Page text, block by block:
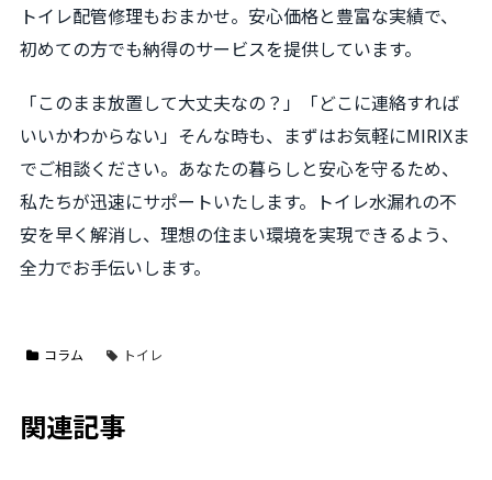
トイレ配管修理もおまかせ。安心価格と豊富な実績で、
初めての方でも納得のサービスを提供しています。
「このまま放置して大丈夫なの？」「どこに連絡すれば
いいかわからない」そんな時も、まずはお気軽にMIRIXま
でご相談ください。あなたの暮らしと安心を守るため、
私たちが迅速にサポートいたします。トイレ水漏れの不
安を早く解消し、理想の住まい環境を実現できるよう、
全力でお手伝いします。
コラム トイレ
関連記事